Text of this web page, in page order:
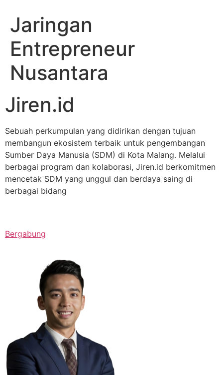
Jaringan
Entrepreneur
Nusantara
Jiren.id
Sebuah perkumpulan yang didirikan dengan tujuan
membangun ekosistem terbaik untuk pengembangan
Sumber Daya Manusia (SDM) di Kota Malang. Melalui
berbagai program dan kolaborasi, Jiren.id berkomitmen
mencetak SDM yang unggul dan berdaya saing di
berbagai bidang
Bergabung